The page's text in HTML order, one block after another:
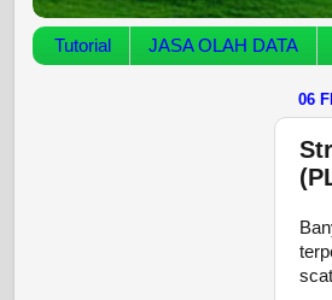
Tutorial JASA OLAH DATA
06